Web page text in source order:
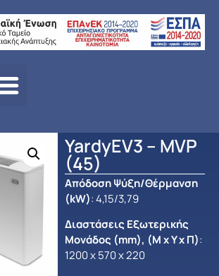
ΠΡΟΪΟΝΤΑ
YardyEV3 – MVP
(45)
Απόδοση Ψύξη/Θέρμανση
(kW): 4,15/3,79
Διαστάσεις Εξωτερικής
Μονάδος (mm), (Μ x Y x Π):
1200 x 570 x 220